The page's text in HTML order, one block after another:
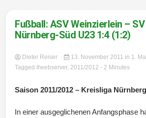
Fußball: ASV Weinzierlein –
Nürnberg-Süd U23 1:4 (1:2)
Dieter Reiser 13. November 2011 in 1.
Tagged #webserver, 2011/2012 - 2 Minutes
Saison 2011/2012 – Kreisliga Nürnberg
In einer ausgeglichenen Anfangsphase